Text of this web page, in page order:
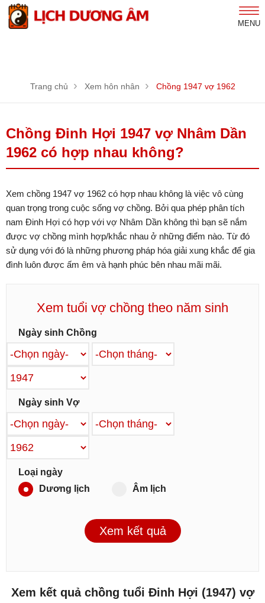
MENU
Trang chủ Xem hôn nhân Chồng 1947 vợ 1962
Chồng Đinh Hợi 1947 vợ Nhâm Dần
1962 có hợp nhau không?
Xem chồng 1947 vợ 1962 có hợp nhau không là việc vô cùng
quan trọng trong cuộc sống vợ chồng. Bởi qua phép phân tích
nam Đinh Hợi có hợp với vợ Nhâm Dần không thì bạn sẽ nắm
được vợ chồng mình hợp/khắc nhau ở những điểm nào. Từ đó
sử dụng với đó là những phương pháp hóa giải xung khắc để gia
đình luôn được ấm êm và hạnh phúc bên nhau mãi mãi.
Xem tuổi vợ chồng theo năm sinh
Ngày sinh Chồng
Ngày sinh Vợ
Loại ngày
Dương lịch
Âm lịch
Xem kết quả
Xem kết quả chồng tuổi Đinh Hợi (1947) vợ